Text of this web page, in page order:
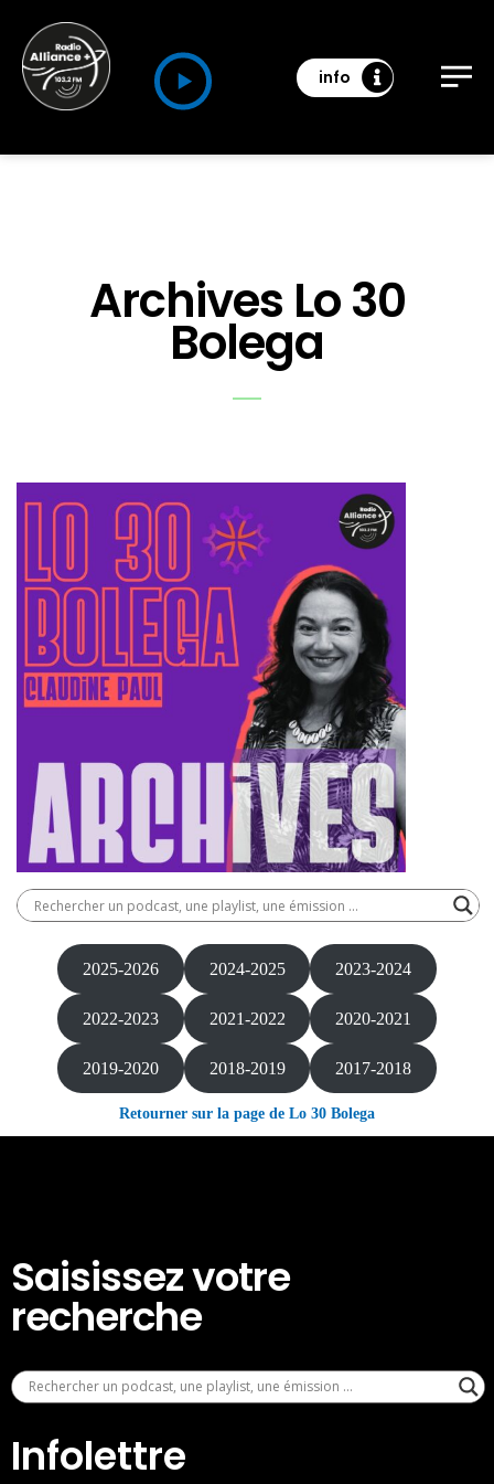
info
Archives Lo 30
Bolega
2025-2026 2024-2025 2023-2024
2022-2023 2021-2022 2020-2021
2019-2020 2018-2019 2017-2018
Retourner sur la page de Lo 30 Bolega
Saisissez votre
recherche
Infolettre